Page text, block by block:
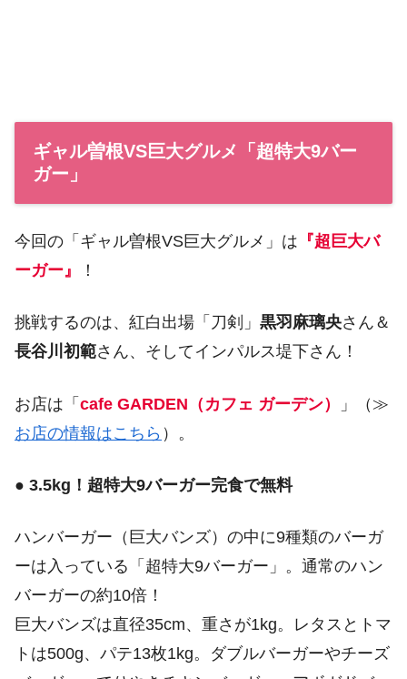
ギャル曽根VS巨大グルメ「超特大9バー
ガー」
今回の「ギャル曽根VS巨大グルメ」は 『超巨大バ
ーガー』
！
挑戦するのは、紅白出場「刀剣」 黒羽麻璃央さん＆
長谷川初範さん、そしてインパルス堤下さん！
お店は「 cafe GARDEN（カフェ ガーデン）
」（≫
お店の情報はこちら ）。
● 3.5kg！超特大9バーガー完食で無料
ハンバーガー（巨大バンズ）の中に9種類のバーガ
ーは入っている「超特大9バーガー」。通常のハン
バーガーの約10倍！
巨大バンズは直径35cm、重さが1kg。レタスとトマ
トは500g、パテ13枚1kg。ダブルバーガーやチーズ